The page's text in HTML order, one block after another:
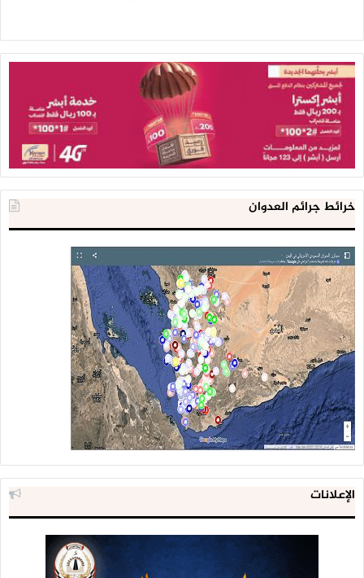
خرائط جرائم العدوان
الإعلانات